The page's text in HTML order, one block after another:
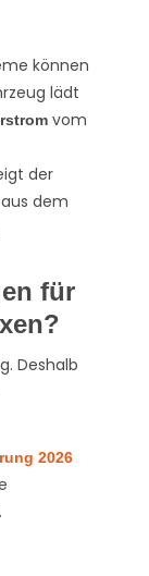
können
lädt
vom
der
dem
für
Deshalb
2026